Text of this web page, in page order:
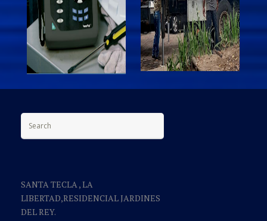
SANTA TECLA , LA
LIBERTAD,RESIDENCIAL JARDINES
DEL REY.